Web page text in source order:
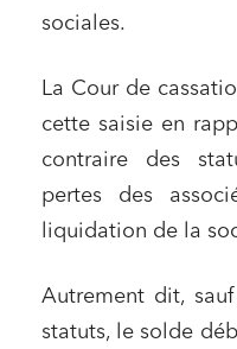
sociales.
La Cour de
cette saisie en
contraire des
pertes des
liquidation de la
Autrement dit,
statuts, le solde